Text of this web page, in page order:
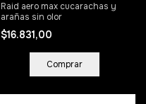
Raid aero max cucarachas y
arañas sin olor
$16.831,00